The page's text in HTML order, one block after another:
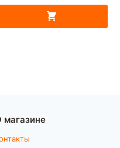
магазине